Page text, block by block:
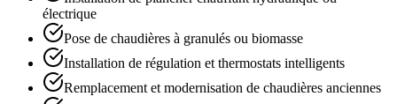
électrique
Pose de chaudières à granulés ou biomasse
Installation de régulation et thermostats intelligents
Remplacement et modernisation de chaudières anciennes